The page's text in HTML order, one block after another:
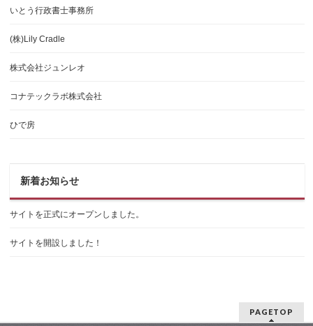
いとう行政書士事務所
(株)Lily Cradle
株式会社ジュンレオ
コナテックラボ株式会社
ひで房
新着お知らせ
サイトを正式にオープンしました。
サイトを開設しました！
PAGETOP